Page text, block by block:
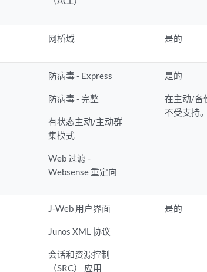
网桥域 是的
防病毒 - Express
防病毒 - 完整
有状态主动/主动群
集模式
Web 过滤 -
Websense 重定向
是的
在主动/备
不受支持。
J-Web 用户界面
Junos XML 协议
会话和资源控制
（SRC） 应用
是的